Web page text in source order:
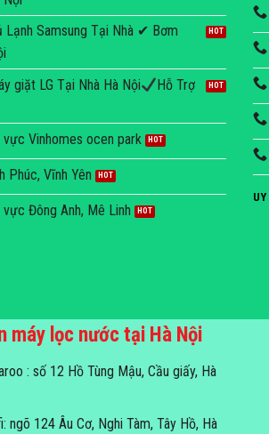
Lạnh Samsung Tại Nhà ✔ Bơm
giặt LG Tại Nhà Hà Nội
Hỗ Trợ
Vinhomes ocen park
Phúc, Vĩnh Yên
Đông Anh, Mê Linh
máy lọc nước tại Hà Nội
: số 12 Hồ Tùng Mậu, Cầu giấy, Hà
ngõ 124 Âu Cơ, Nghi Tàm, Tây Hồ, Hà